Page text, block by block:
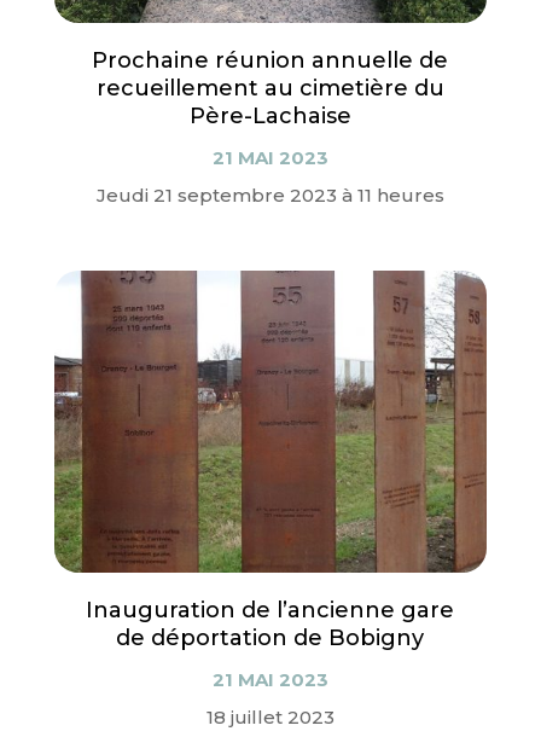
Prochaine réunion annuelle de
recueillement au cimetière du
Père-Lachaise
21 MAI 2023
Jeudi 21 septembre 2023 à 11 heures
Inauguration de l’ancienne gare
de déportation de Bobigny
21 MAI 2023
18 juillet 2023